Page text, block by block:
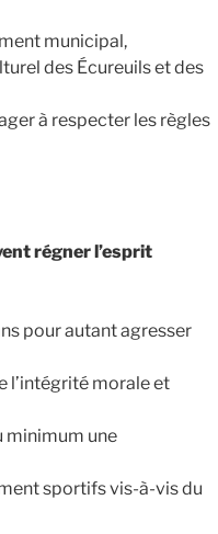
municipal,
des Écureuils et des
à respecter les règles
régner l’esprit
pour autant agresser
l’intégrité morale et
minimum une
sportifs vis-à-vis du